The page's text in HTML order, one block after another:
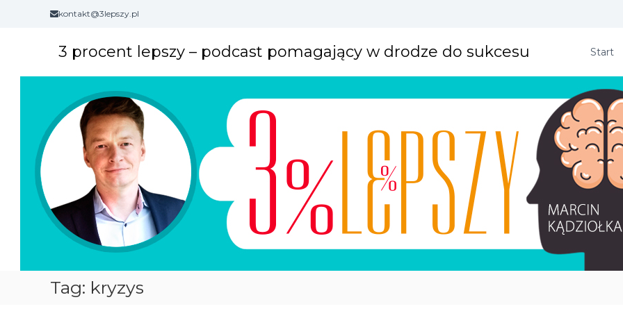
kontakt@3lepszy.pl
3 procent lepszy – podcast pomagający w drodze do sukcesu Start
Tag: kryzys